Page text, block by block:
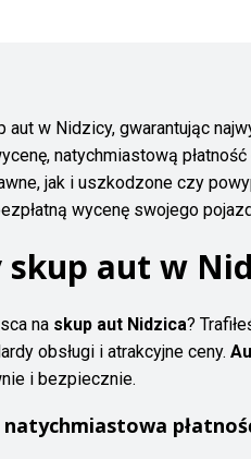
w Nidzicy, gwarantując
natychmiastową
jak i uszkodzone czy
wycenę swojego
aut w
na skup aut Nidzica?
obsługi i atrakcyjne ceny.
i bezpiecznie.
natychmiastowa